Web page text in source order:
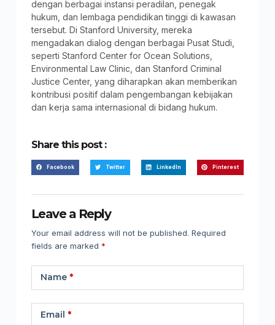
dengan berbagai instansi peradilan, penegak
hukum, dan lembaga pendidikan tinggi di kawasan
tersebut. Di Stanford University, mereka
mengadakan dialog dengan berbagai Pusat Studi,
seperti Stanford Center for Ocean Solutions,
Environmental Law Clinic, dan Stanford Criminal
Justice Center, yang diharapkan akan memberikan
kontribusi positif dalam pengembangan kebijakan
dan kerja sama internasional di bidang hukum.
Share this post :
Facebook Twitter LinkedIn Pinterest
Leave a Reply
Your email address will not be published. Required
fields are marked *
Name*
Email *